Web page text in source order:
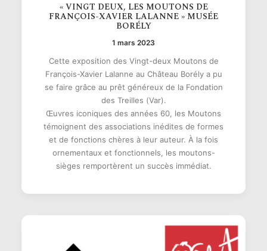
« VINGT DEUX, LES MOUTONS DE
FRANÇOIS-XAVIER LALANNE » MUSÉE
BORÉLY
1 mars 2023
Cette exposition des Vingt-deux Moutons de
François-Xavier Lalanne au Château Borély a pu
se faire grâce au prêt généreux de la Fondation
des Treilles (Var).
Œuvres iconiques des années 60, les Moutons
témoignent des associations inédites de formes
et de fonctions chères à leur auteur. À la fois
ornementaux et fonctionnels, les moutons-
sièges remportèrent un succès immédiat.